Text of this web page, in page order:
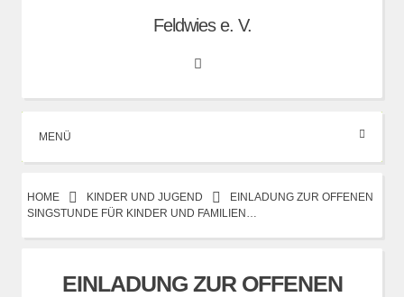
Feldwies e. V.
Search
MENÜ
HOME KINDER UND JUGEND
EINLADUNG ZUR OFFENEN
SINGSTUNDE FÜR KINDER UND FAMILIEN…
EINLADUNG ZUR OFFENEN